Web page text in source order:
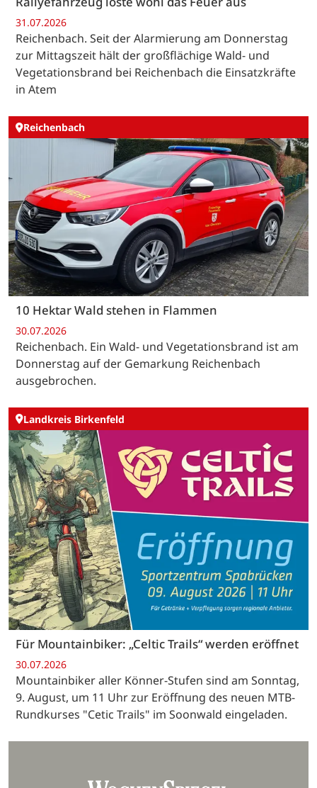
31.07.2026
Reichenbach. Seit der Alarmierung am Donnerstag
zur Mittagszeit hält der großflächige Wald- und
Vegetationsbrand bei Reichenbach die Einsatzkräfte
in Atem
Reichenbach
10 Hektar Wald stehen in Flammen
30.07.2026
Reichenbach. Ein Wald- und Vegetationsbrand ist am
Donnerstag auf der Gemarkung Reichenbach
ausgebrochen.
Landkreis Birkenfeld
Für Mountainbiker: „Celtic Trails“ werden eröffnet
30.07.2026
Mountainbiker aller Könner-Stufen sind am Sonntag,
9. August, um 11 Uhr zur Eröffnung des neuen MTB-
Rundkurses "Cetic Trails" im Soonwald eingeladen.